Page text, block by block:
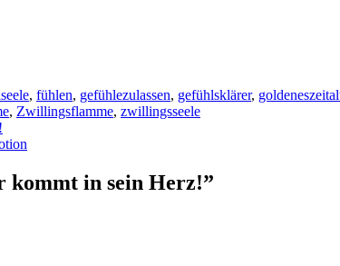
, fühlen, gefühlezulassen, gefühlsklärer,
, Zwillingsflamme, zwillingsseele
kommt in sein Herz!”